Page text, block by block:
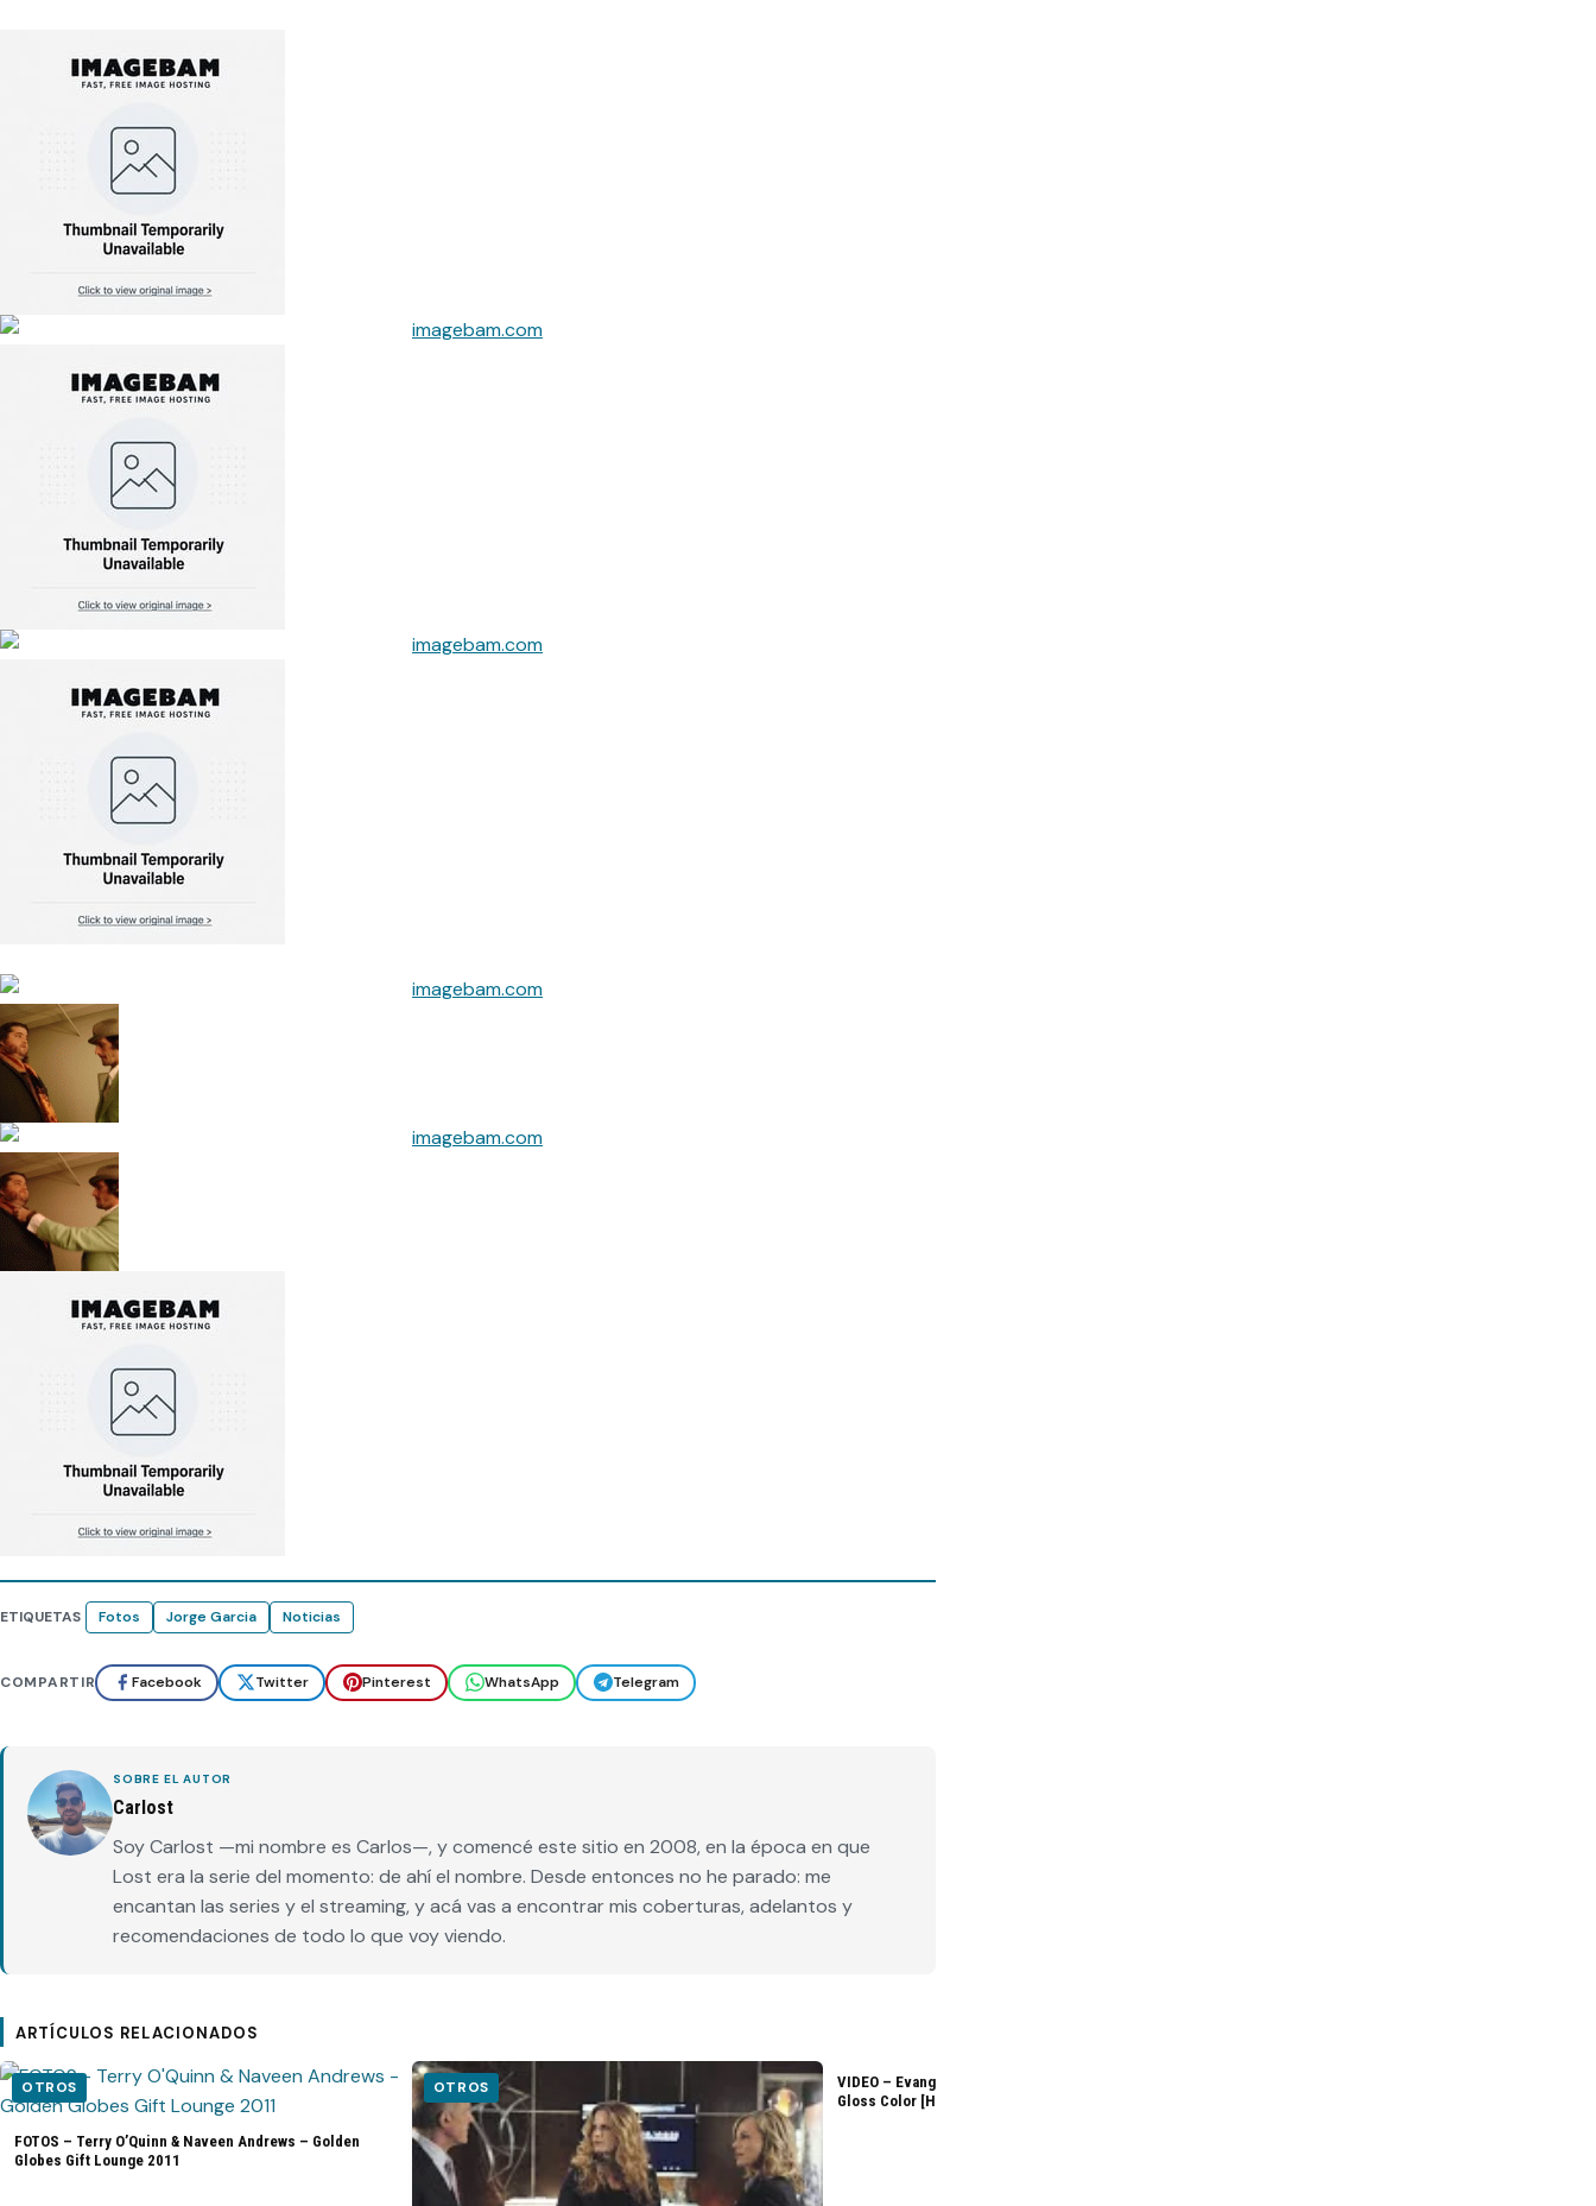
ETIQUETAS Fotos Jorge Garcia Noticias
COMPARTIR Facebook Twitter Pinterest WhatsApp Telegram
SOBRE EL AUTOR
Carlost
Soy Carlost —mi nombre es Carlos—, y comencé este sitio en 2008, en la época en que
Lost era la serie del momento: de ahí el nombre. Desde entonces no he parado: me
encantan las series y el streaming, y acá vas a encontrar mis coberturas, adelantos y
recomendaciones de todo lo que voy viendo.
ARTÍCULOS RELACIONADOS
OTROS
FOTOS – Terry O’Quinn & Naveen Andrews – Golden
Globes Gift Lounge 2011
OTROS
VIDEO – Evangeline Lilly – L’Oreal Healthy Look Creme
Gloss Color [HD]